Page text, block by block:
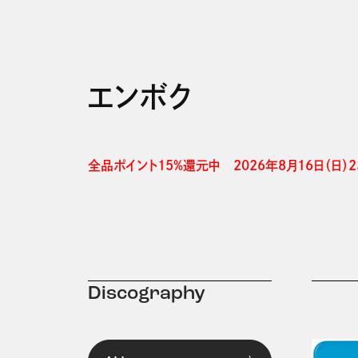
エンボク
全品ポイント15%還元中　2026年8月16日（日
Discography